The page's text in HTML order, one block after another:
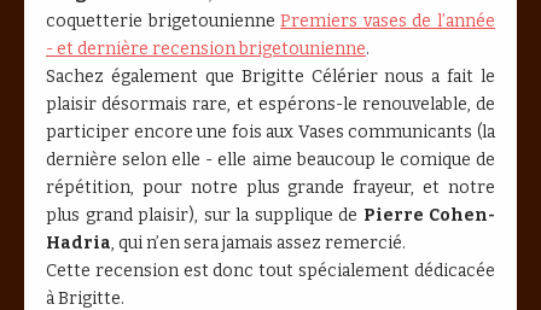
coquetterie brigetouniennePremiers vases de l’année
- et dernière recension brigetounienne.
Sachez également que Brigitte Célérier nous a fait le
plaisir désormais rare, et espérons-le renouvelable, de
participer encore une fois aux Vases communicants (la
dernière selon elle - elle aime beaucoup le comique de
répétition, pour notre plus grande frayeur, et notre
plus grand plaisir), sur la supplique de Pierre Cohen-
Hadria, qui n’en sera jamais assez remercié.
Cette recension est donc tout spécialement dédicacée
à Brigitte.